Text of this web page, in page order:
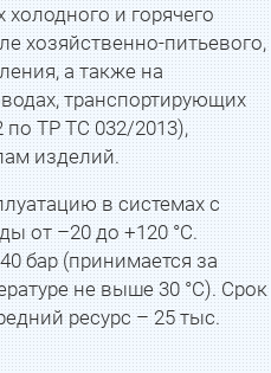
и горячего
хозяйственно-питьевого,
а также на
транспортирующих
по ТР ТС 032/2013),
изделий.
в системах с
от –20 до +120 °С.
бар (принимается за
не выше 30 °С). Срок
ресурс – 25 тыс.